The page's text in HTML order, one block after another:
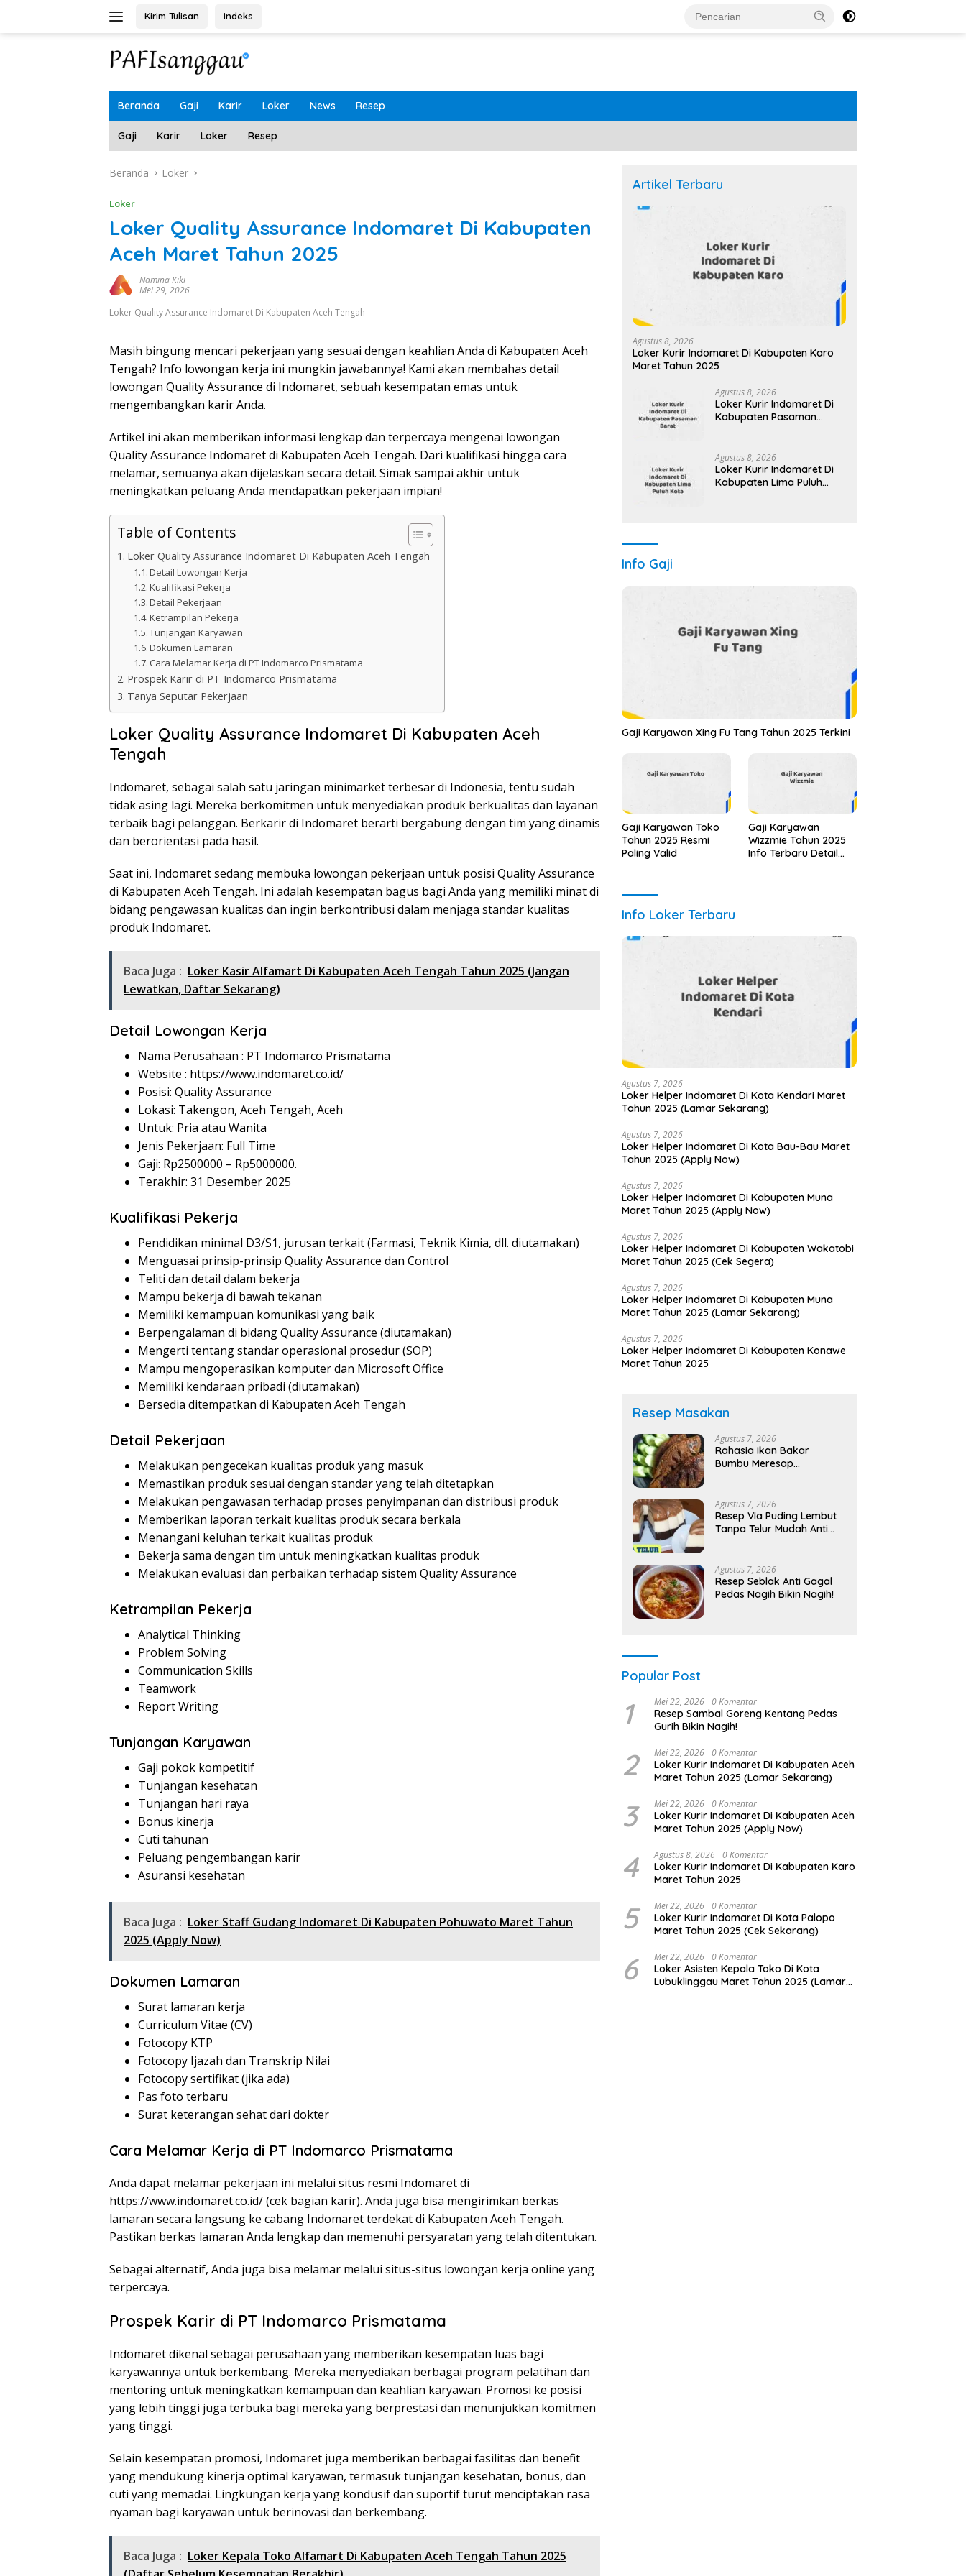
Kirim Tulisan Indeks
Beranda Gaji Karir Loker News Resep
Gaji Karir Loker Resep
Beranda Loker
Loker
Loker Quality Assurance Indomaret Di Kabupaten
Aceh Maret Tahun 2025
Namina Kiki
Mei 29, 2026
Loker Quality Assurance Indomaret Di Kabupaten Aceh Tengah
Masih bingung mencari pekerjaan yang sesuai dengan keahlian Anda di Kabupaten Aceh
Tengah? Info lowongan kerja ini mungkin jawabannya! Kami akan membahas detail
lowongan Quality Assurance di Indomaret, sebuah kesempatan emas untuk
mengembangkan karir Anda.
Artikel ini akan memberikan informasi lengkap dan terpercaya mengenai lowongan
Quality Assurance Indomaret di Kabupaten Aceh Tengah. Dari kualifikasi hingga cara
melamar, semuanya akan dijelaskan secara detail. Simak sampai akhir untuk
meningkatkan peluang Anda mendapatkan pekerjaan impian!
Table of Contents
Loker Quality Assurance Indomaret Di Kabupaten Aceh Tengah
Detail Lowongan Kerja
Kualifikasi Pekerja
Detail Pekerjaan
Ketrampilan Pekerja
Tunjangan Karyawan
Dokumen Lamaran
Cara Melamar Kerja di PT Indomarco Prismatama
Prospek Karir di PT Indomarco Prismatama
Tanya Seputar Pekerjaan
Loker Quality Assurance Indomaret Di Kabupaten Aceh
Tengah
Indomaret, sebagai salah satu jaringan minimarket terbesar di Indonesia, tentu sudah
tidak asing lagi. Mereka berkomitmen untuk menyediakan produk berkualitas dan layanan
terbaik bagi pelanggan. Berkarir di Indomaret berarti bergabung dengan tim yang dinamis
dan berorientasi pada hasil.
Saat ini, Indomaret sedang membuka lowongan pekerjaan untuk posisi Quality Assurance
di Kabupaten Aceh Tengah. Ini adalah kesempatan bagus bagi Anda yang memiliki minat di
bidang pengawasan kualitas dan ingin berkontribusi dalam menjaga standar kualitas
produk Indomaret.
Baca Juga : Loker Kasir Alfamart Di Kabupaten Aceh Tengah Tahun 2025 (Jangan
Lewatkan, Daftar Sekarang)
Detail Lowongan Kerja
Nama Perusahaan : PT Indomarco Prismatama
Website : https://www.indomaret.co.id/
Posisi: Quality Assurance
Lokasi: Takengon, Aceh Tengah, Aceh
Untuk: Pria atau Wanita
Jenis Pekerjaan: Full Time
Gaji: Rp2500000 – Rp5000000.
Terakhir: 31 Desember 2025
Kualifikasi Pekerja
Pendidikan minimal D3/S1, jurusan terkait (Farmasi, Teknik Kimia, dll. diutamakan)
Menguasai prinsip-prinsip Quality Assurance dan Control
Teliti dan detail dalam bekerja
Mampu bekerja di bawah tekanan
Memiliki kemampuan komunikasi yang baik
Berpengalaman di bidang Quality Assurance (diutamakan)
Mengerti tentang standar operasional prosedur (SOP)
Mampu mengoperasikan komputer dan Microsoft Office
Memiliki kendaraan pribadi (diutamakan)
Bersedia ditempatkan di Kabupaten Aceh Tengah
Detail Pekerjaan
Melakukan pengecekan kualitas produk yang masuk
Memastikan produk sesuai dengan standar yang telah ditetapkan
Melakukan pengawasan terhadap proses penyimpanan dan distribusi produk
Memberikan laporan terkait kualitas produk secara berkala
Menangani keluhan terkait kualitas produk
Bekerja sama dengan tim untuk meningkatkan kualitas produk
Melakukan evaluasi dan perbaikan terhadap sistem Quality Assurance
Ketrampilan Pekerja
Analytical Thinking
Problem Solving
Communication Skills
Teamwork
Report Writing
Tunjangan Karyawan
Gaji pokok kompetitif
Tunjangan kesehatan
Tunjangan hari raya
Bonus kinerja
Cuti tahunan
Peluang pengembangan karir
Asuransi kesehatan
Baca Juga : Loker Staff Gudang Indomaret Di Kabupaten Pohuwato Maret Tahun
2025 (Apply Now)
Dokumen Lamaran
Surat lamaran kerja
Curriculum Vitae (CV)
Fotocopy KTP
Fotocopy Ijazah dan Transkrip Nilai
Fotocopy sertifikat (jika ada)
Pas foto terbaru
Surat keterangan sehat dari dokter
Cara Melamar Kerja di PT Indomarco Prismatama
Anda dapat melamar pekerjaan ini melalui situs resmi Indomaret di
https://www.indomaret.co.id/(cek bagian karir). Anda juga bisa mengirimkan berkas
lamaran secara langsung ke cabang Indomaret terdekat di Kabupaten Aceh Tengah.
Pastikan berkas lamaran Anda lengkap dan memenuhi persyaratan yang telah ditentukan.
Sebagai alternatif, Anda juga bisa melamar melalui situs-situs lowongan kerja online yang
terpercaya.
Prospek Karir di PT Indomarco Prismatama
Indomaret dikenal sebagai perusahaan yang memberikan kesempatan luas bagi
karyawannya untuk berkembang. Mereka menyediakan berbagai program pelatihan dan
mentoring untuk meningkatkan kemampuan dan keahlian karyawan. Promosi ke posisi
yang lebih tinggi juga terbuka bagi mereka yang berprestasi dan menunjukkan komitmen
yang tinggi.
Selain kesempatan promosi, Indomaret juga memberikan berbagai fasilitas dan benefit
yang mendukung kinerja optimal karyawan, termasuk tunjangan kesehatan, bonus, dan
cuti yang memadai. Lingkungan kerja yang kondusif dan suportif turut menciptakan rasa
nyaman bagi karyawan untuk berinovasi dan berkembang.
Baca Juga : Loker Kepala Toko Alfamart Di Kabupaten Aceh Tengah Tahun 2025
Artikel Terbaru
Agustus 8, 2026
Loker Kurir Indomaret Di Kabupaten Karo
Maret Tahun 2025
Agustus 8, 2026
Loker Kurir Indomaret Di
Kabupaten Pasaman
Agustus 8, 2026
Loker Kurir Indomaret Di
Kabupaten Lima Puluh
Info Gaji
Gaji Karyawan Xing Fu Tang Tahun 2025 Terkini
Gaji Karyawan Toko
Tahun 2025 Resmi
Paling Valid
Gaji Karyawan
Wizzmie Tahun 2025
Info Terbaru Detail
Info Loker Terbaru
Agustus 7, 2026
Loker Helper Indomaret Di Kota Kendari Maret
Tahun 2025 (Lamar Sekarang)
Agustus 7, 2026
Loker Helper Indomaret Di Kota Bau-Bau Maret
Tahun 2025 (Apply Now)
Agustus 7, 2026
Loker Helper Indomaret Di Kabupaten Muna
Maret Tahun 2025 (Apply Now)
Agustus 7, 2026
Loker Helper Indomaret Di Kabupaten Wakatobi
Maret Tahun 2025 (Cek Segera)
Agustus 7, 2026
Loker Helper Indomaret Di Kabupaten Muna
Maret Tahun 2025 (Lamar Sekarang)
Agustus 7, 2026
Loker Helper Indomaret Di Kabupaten Konawe
Maret Tahun 2025
Resep Masakan
Agustus 7, 2026
Rahasia Ikan Bakar
Bumbu Meresap
Agustus 7, 2026
Resep Vla Puding Lembut
Tanpa Telur Mudah Anti
Agustus 7, 2026
Resep Seblak Anti Gagal
Pedas Nagih Bikin Nagih!
Popular Post
1 Mei 22, 2026 0 Komentar
Resep Sambal Goreng Kentang Pedas
Gurih Bikin Nagih!
2 Mei 22, 2026 0 Komentar
Loker Kurir Indomaret Di Kabupaten Aceh
Maret Tahun 2025 (Lamar Sekarang)
3 Mei 22, 2026 0 Komentar
Loker Kurir Indomaret Di Kabupaten Aceh
Maret Tahun 2025 (Apply Now)
4 Agustus 8, 2026 0 Komentar
Loker Kurir Indomaret Di Kabupaten Karo
Maret Tahun 2025
5 Mei 22, 2026 0 Komentar
Loker Kurir Indomaret Di Kota Palopo
Maret Tahun 2025 (Cek Sekarang)
6 Mei 22, 2026 0 Komentar
Loker Asisten Kepala Toko Di Kota
Lubuklinggau Maret Tahun 2025 (Lamar